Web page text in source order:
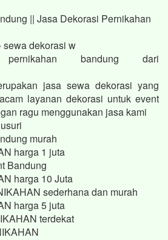
|| Jasa Dekorasi Pernikahan
sewa dekorasi w
bandung dari
jasa sewa dekorasi yang
layanan dekorasi untuk event
ragu menggunakan jasa kami
murah
harga 1 juta
Bandung
harga 10 Juta
sederhana dan murah
harga 5 juta
terdekat